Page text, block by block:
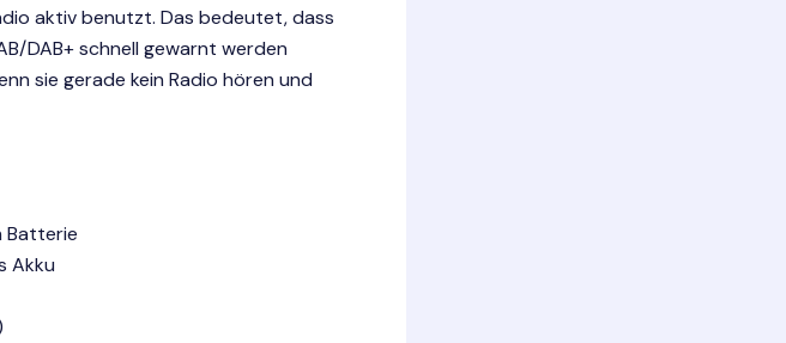
aktiv benutzt. Das bedeutet, dass
DAB+ schnell gewarnt werden
sie gerade kein Radio hören und
Batterie
Akku